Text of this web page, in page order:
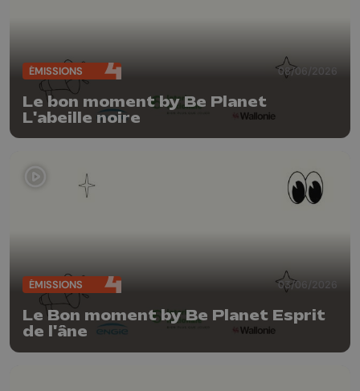
ÉMISSIONS 08/06/2026
Le bon moment by Be Planet
L'abeille noire
ÉMISSIONS 03/06/2026
Le Bon moment by Be Planet Esprit
de l'âne